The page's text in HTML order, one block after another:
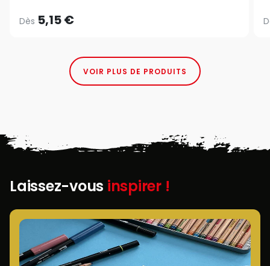
Dès 5,15 €
VOIR PLUS DE PRODUITS
Laissez-vous inspirer !